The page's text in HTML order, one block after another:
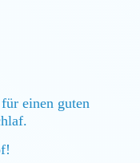
einen guten